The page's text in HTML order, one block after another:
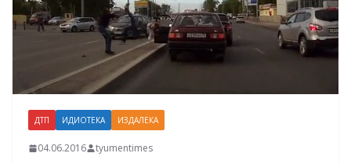
ДТП ИДИОТЕКА ИЗДАЛЕКА
04.06.2016 tyumentimes